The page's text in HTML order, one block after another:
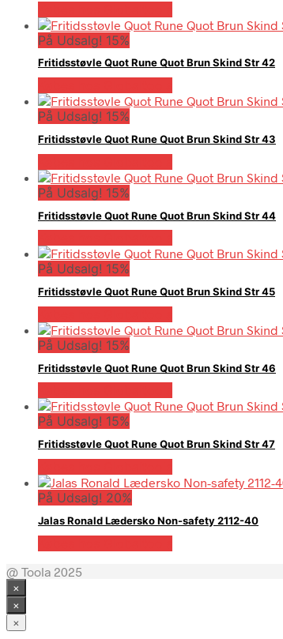
På Udsalg! 15%
Fritidsstøvle Quot Rune Quot Brun Skind Str 42
På Udsalg! 15%
Fritidsstøvle Quot Rune Quot Brun Skind Str 43
På Udsalg! 15%
Fritidsstøvle Quot Rune Quot Brun Skind Str 44
På Udsalg! 15%
Fritidsstøvle Quot Rune Quot Brun Skind Str 45
På Udsalg! 15%
Fritidsstøvle Quot Rune Quot Brun Skind Str 46
På Udsalg! 15%
Fritidsstøvle Quot Rune Quot Brun Skind Str 47
På Udsalg! 20%
Jalas Ronald Lædersko Non-safety 2112-40
@ Toola 2025
×
×
×